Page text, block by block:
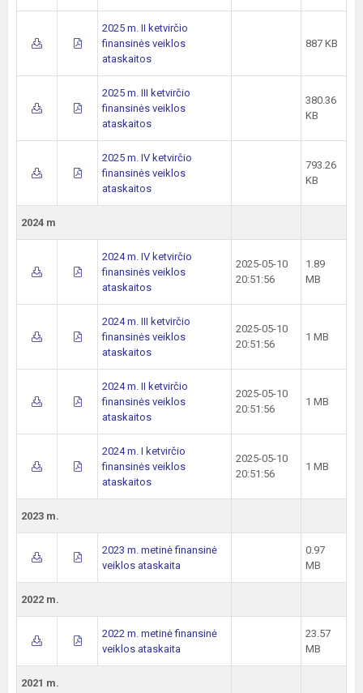
2025 m. II ketvirčio
finansinės veiklos
ataskaitos
887 KB
2025 m. III ketvirčio
finansinės veiklos
ataskaitos
380.36
KB
2025 m. IV ketvirčio
finansinės veiklos
ataskaitos
793.26
KB
2024 m
2024 m. IV ketvirčio
finansinės veiklos
ataskaitos
2025-05-10
20:51:56
1.89
MB
2024 m. III ketvirčio
finansinės veiklos
ataskaitos
2025-05-10
20:51:56
1 MB
2024 m. II ketvirčio
finansinės veiklos
ataskaitos
2025-05-10
20:51:56
1 MB
2024 m. I ketvirčio
finansinės veiklos
ataskaitos
2025-05-10
20:51:56
1 MB
2023 m.
2023 m. metinė finansinė
veiklos ataskaita
0.97
MB
2022 m.
2022 m. metinė finansinė
veiklos ataskaita
23.57
MB
2021 m.